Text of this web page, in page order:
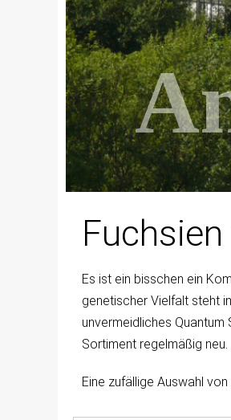
Es ist ein bisschen ein
genetischer Vielfalt steht
unvermeidliches
Sortiment regelmäßig neu.
Eine zufällige Auswahl